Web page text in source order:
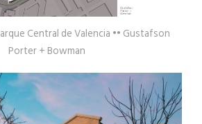
Central de Valencia •• Gustafson
Porter + Bowman